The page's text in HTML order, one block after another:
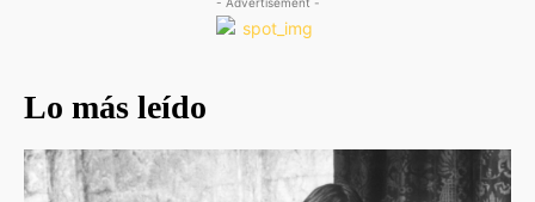
Lo más leído